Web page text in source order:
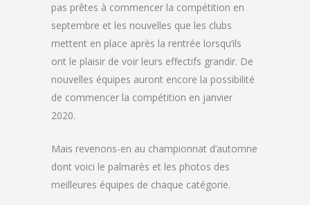
pas prêtes à commencer la compétition en
septembre et les nouvelles que les clubs
mettent en place après la rentrée lorsqu’ils
ont le plaisir de voir leurs effectifs grandir. De
nouvelles équipes auront encore la possibilité
de commencer la compétition en janvier
2020.
Mais revenons-en au championnat d’automne
dont voici le palmarès et les photos des
meilleures équipes de chaque catégorie.